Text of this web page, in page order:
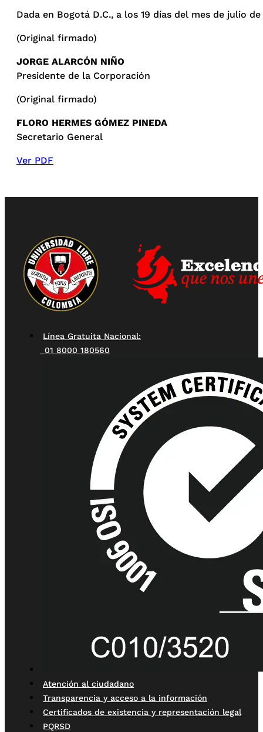
Dada en Bogotá D.C., a los 19 días del mes de julio de
(Original firmado)
JORGE ALARCÓN NIÑO
Presidente de la Corporación
(Original firmado)
FLORO HERMES GÓMEZ PINEDA
Secretario General
Ver PDF
Línea Gratuita Nacional:
01 8000 180560
Atención al ciudadano
Transparencia y acceso a la información
Certificados de existencia y representación legal
PQRSD